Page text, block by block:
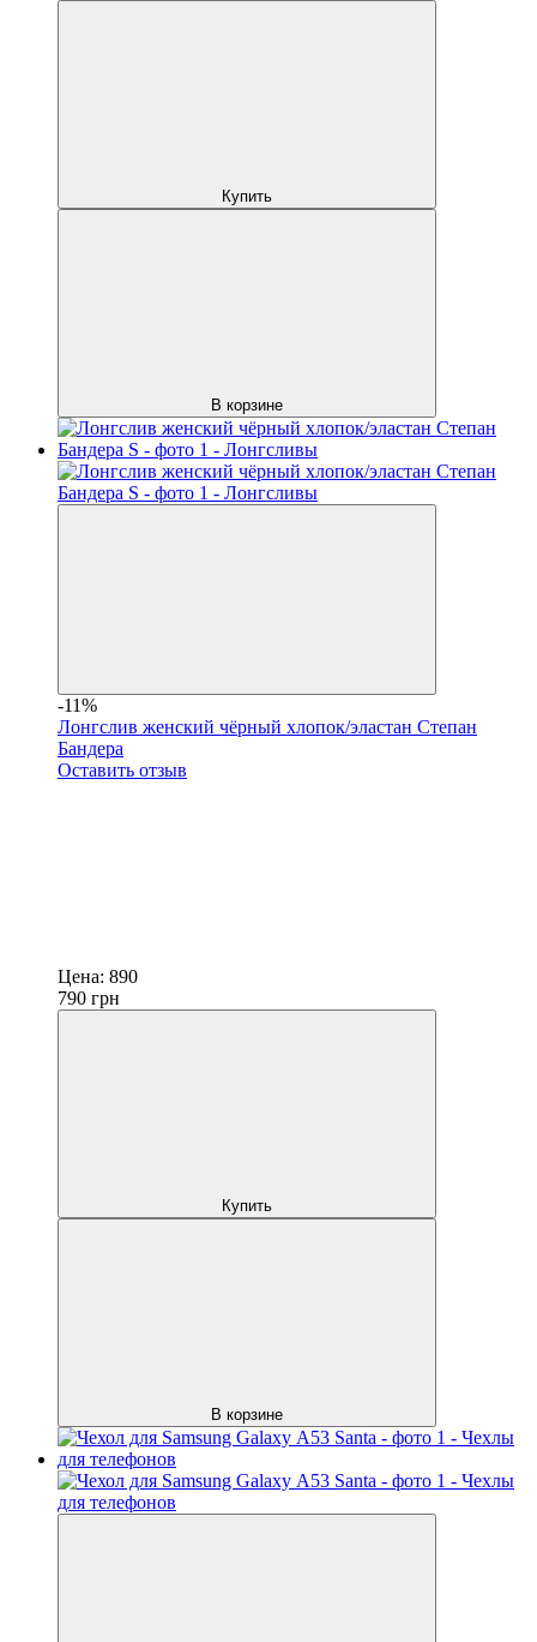
Купить
В корзине
-11%
Лонгслив женский чёрный хлопок/эластан Степан
Бандера
Оставить отзыв
Цена: 890
790 грн
Купить
В корзине